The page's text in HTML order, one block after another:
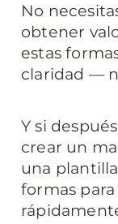
No
obtener
estas
claridad —
Y si
crear un
una
formas